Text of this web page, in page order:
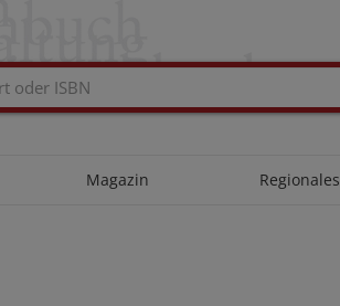
Magazin Regionales